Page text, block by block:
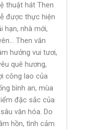
thuật hát Then
được thực hiện
hạn, nhà mới,
Then văn
hưởng vui tươi,
quê hương,
công lao của
bình an, mùa
đặc sắc của
văn hóa. Do
hồn, tình cảm